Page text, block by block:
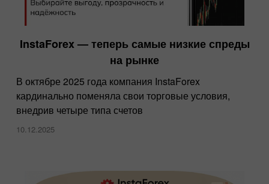
InstaForex — теперь самые низкие спреды
на рынке
В октябре 2025 года компания InstaForex
кардинально поменяла свои торговые условия,
внедрив четыре типа счетов
10.12.2025